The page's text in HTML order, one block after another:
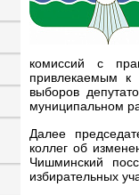
комиссий с
привлекаемым к
выборов
муниципальном
Далее
коллег об
Чишминский
избирательных